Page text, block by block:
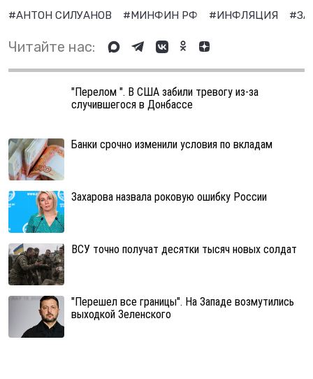
#АНТОН СИЛУАНОВ #МИНФИН РФ #ИНФЛЯЦИЯ
Читайте нас:
"Перелом ". В США забили тревогу из-за
случившегося в Донбассе
Банки срочно изменили условия по вкладам
Захарова назвала роковую ошибку России
ВСУ точно получат десятки тысяч новых солдат
"Перешел все границы". На Западе возмутились
выходкой Зеленского